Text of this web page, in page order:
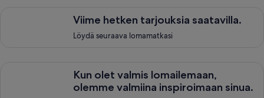
Viime hetken tarjouksia saatavilla.
Löydä seuraava lomamatkasi
Kun olet valmis lomailemaan,
olemme valmiina inspiroimaan sinua.